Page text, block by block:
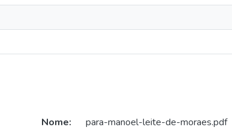
Nome:
para-manoel-leite-de-moraes.pdf